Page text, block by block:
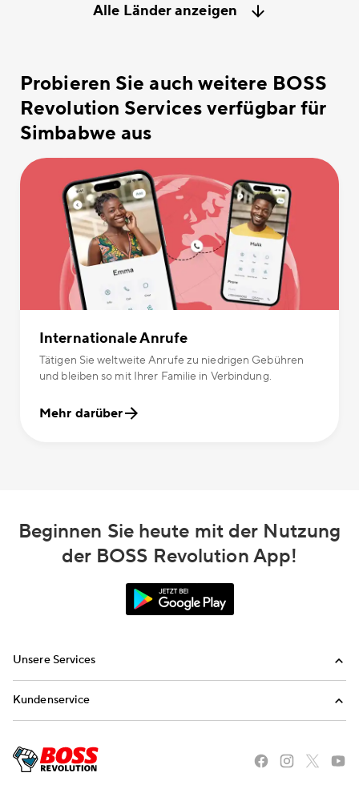
Alle Länder anzeigen
Probieren Sie auch weitere BOSS
Revolution Services verfügbar für
Simbabwe aus
Internationale Anrufe
Tätigen Sie weltweite Anrufe zu niedrigen Gebühren
und bleiben so mit Ihrer Familie in Verbindung.
Mehr darüber
Beginnen Sie heute mit der Nutzung
der BOSS Revolution App!
Unsere Services
Aufladen
Kundenservice
E-mailen Sie uns